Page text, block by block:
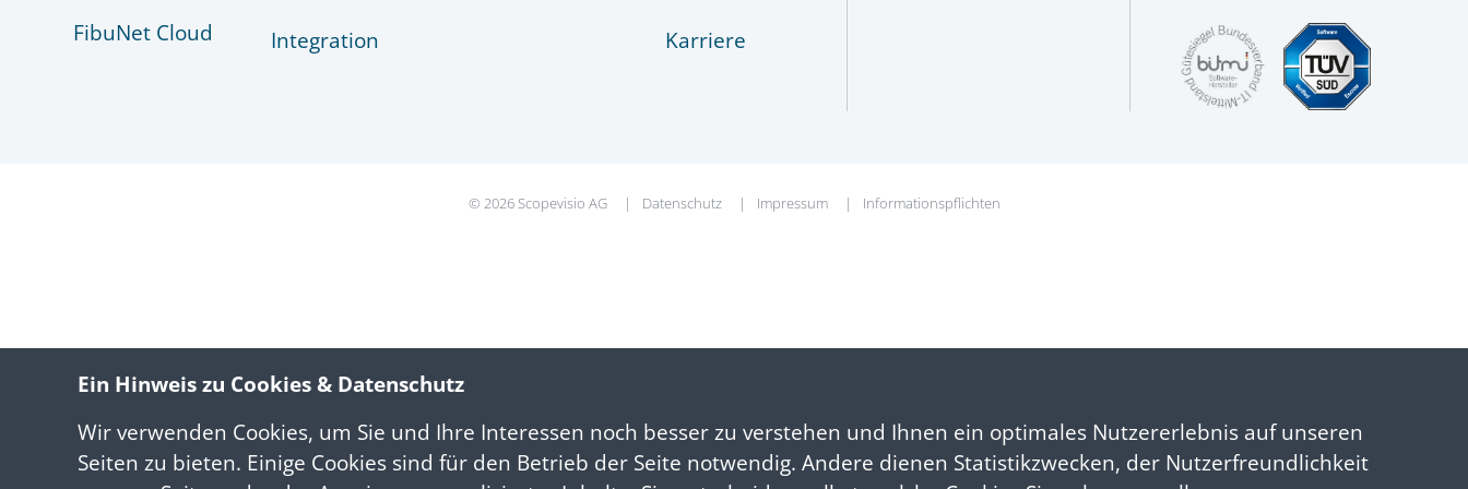
FibuNet Cloud Integration Karriere
© 2026 Scopevisio AG Datenschutz Impressum Informationspflichten
Ein Hinweis zu Cookies & Datenschutz
Wir verwenden Cookies, um Sie und Ihre Interessen noch besser zu verstehen und Ihnen ein optimales Nutzererlebnis auf unseren
Seiten zu bieten. Einige Cookies sind für den Betrieb der Seite notwendig. Andere dienen Statistikzwecken, der Nutzerfreundlichkeit